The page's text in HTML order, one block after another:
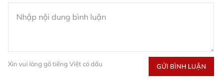
Xin vui lòng gõ tiếng Việt có dấu GỬI BÌNH LUẬN